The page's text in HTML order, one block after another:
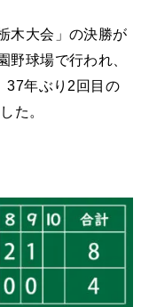
木大会」の決勝が
野球場で行われ、
37年ぶり2回目の
た。